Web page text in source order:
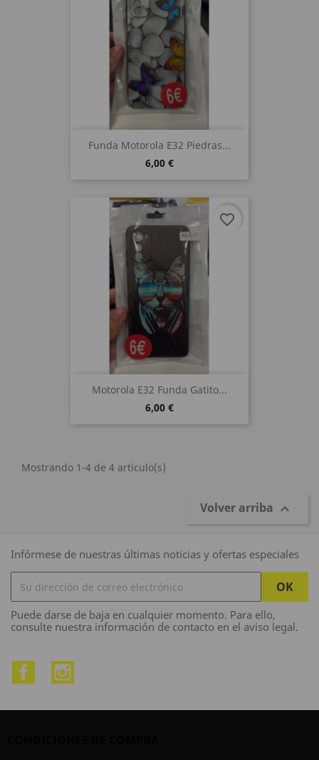
Funda Motorola E32 Piedras...
6,00 €
Motorola E32 Funda Gatito...
6,00 €
favorite_border
Mostrando 1-4 de 4 artículo(s)
Volver arriba 
Infórmese de nuestras últimas noticias y ofertas especiales
Puede darse de baja en cualquier momento. Para ello,
consulte nuestra información de contacto en el aviso legal.
Facebook